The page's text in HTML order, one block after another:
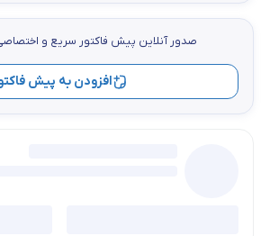
صدور آنلاین پيش فاكتور سریع و
افزودن به پیش